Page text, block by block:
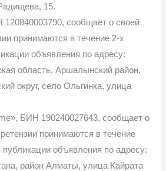
15.
сообщает о своей
принимаются в течение 2-х
объявления по адресу:
область, Аршалынский район,
округ, село Ольгинка, улица
БИН 190240027643, сообщает о
принимаются в течение
объявления по адресу:
район Алматы, улица Кайрата